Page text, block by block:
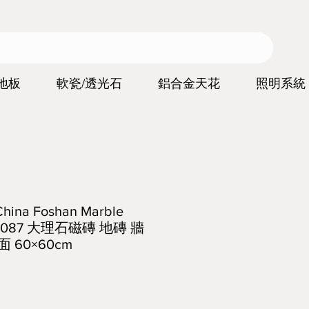
板 軟瓷/透光石 鋁合金天花 照明系統
Foshan Marble
大理石磁磚 地磚 牆
60×60cm